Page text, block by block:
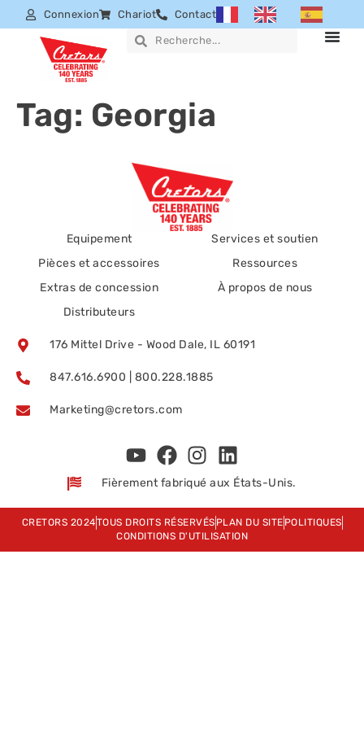
Connexion Chariot Contact
Tag: Georgia
Equipement
Pièces et accessoires
Extras de concession
Distributeurs
Services et soutien
Ressources
À propos de nous
176 Mittel Drive - Wood Dale, IL 60191
847.616.6900 | 800.228.1885
Marketing@cretors.com
Fièrement fabriqué aux États-Unis.
CRETORS 2024TOUS DROITS RÉSERVÉS PLAN DU SITE POLITIQUES
CONDITIONS D'UTILISATION